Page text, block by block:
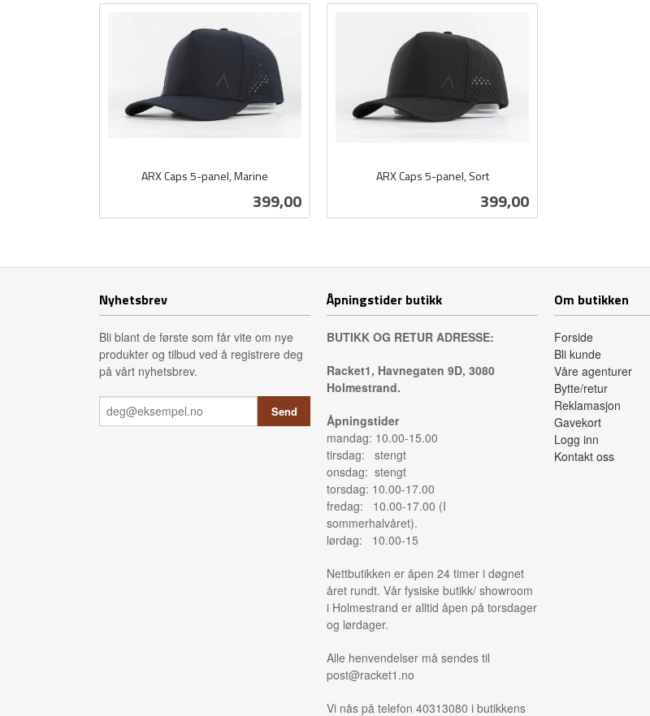
ARX Caps 5-panel, Marine
Pris
399,00
ARX Caps 5-panel, Sort
Pris
399,00
Nyhetsbrev
Bli blant de første som får vite om nye
produkter og tilbud ved å registrere deg
på vårt nyhetsbrev.
Åpningstider butikk
BUTIKK OG RETUR ADRESSE:
Racket1, Havnegaten 9D, 3080
Holmestrand.
Åpningstider
mandag: 10.00-15.00
tirsdag: stengt
onsdag: stengt
torsdag: 10.00-17.00
fredag: 10.00-17.00 (I
sommerhalvåret).
lørdag: 10.00-15
Nettbutikken er åpen 24 timer i døgnet
året rundt. Vår fysiske butikk/ showroom
i Holmestrand er alltid åpen på torsdager
og lørdager.
Alle henvendelser må sendes til
post@racket1.no
Vi nås på telefon 40313080 i butikkens
Om butikken
Forside
Bli kunde
Våre agenturer
Bytte/retur
Reklamasjon
Gavekort
Logg inn
Kontakt oss